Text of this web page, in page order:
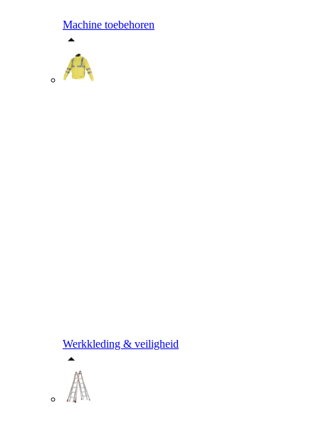
Machine toebehoren
Werkkleding & veiligheid